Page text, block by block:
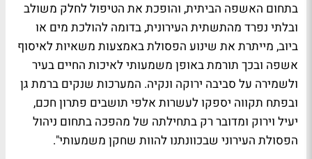
בתחום האשפה הביתית, והופכת את הטיפול לחלק משולב
ובלתי נפרד מהתשתית העירונית, בדומה להולכת מים או
ביוב, מייתרת את שינוע הפסולת באמצעות משאיות לאיסוף
אשפה ובכך תורמת באופן משמעותי לאיכות החיים בעיר
ולשמירה על סביבה ירוקה ונקיה. המערכות שנקים ברמת גן
ובפתח תקווה יספקו לעשרות אלפי תושבים פתרון חכם,
יעיל וירוק ומדובר רק בתחילתה של מהפכה בתחום ניהול
הפסולת העירוני שבכוונתנו להוות שחקן משמעותי".